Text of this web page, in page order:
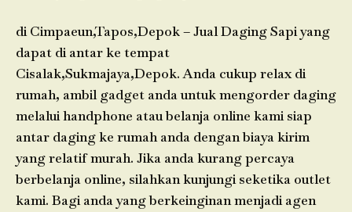
di Cimpaeun,Tapos,Depok – Jual Daging Sapi yang
dapat di antar ke tempat
Cisalak,Sukmajaya,Depok. Anda cukup relax di
rumah, ambil gadget anda untuk mengorder daging
melalui handphone atau belanja online kami siap
antar daging ke rumah anda dengan biaya kirim
yang relatif murah. Jika anda kurang percaya
berbelanja online, silahkan kunjungi seketika outlet
kami. Bagi anda yang berkeinginan menjadi agen